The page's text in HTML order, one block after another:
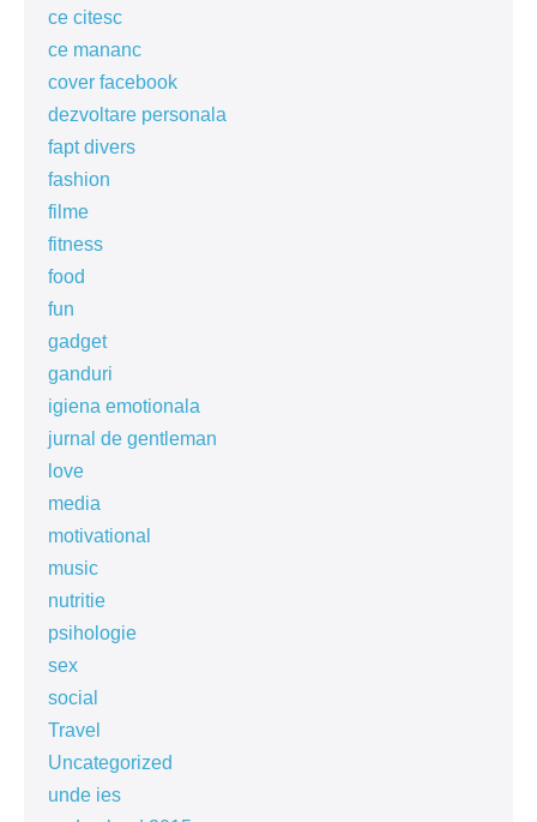
ce citesc
ce mananc
cover facebook
dezvoltare personala
fapt divers
fashion
filme
fitness
food
fun
gadget
ganduri
igiena emotionala
jurnal de gentleman
love
media
motivational
music
nutritie
psihologie
sex
social
Travel
Uncategorized
unde ies